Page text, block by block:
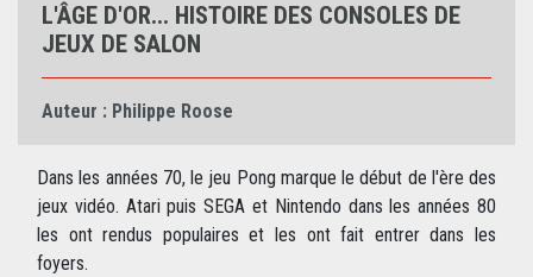
L'ÂGE D'OR... HISTOIRE DES CONSOLES DE
JEUX DE SALON
Auteur : Philippe Roose
Dans les années 70, le jeu Pong marque le début de l'ère des
jeux vidéo. Atari puis SEGA et Nintendo dans les années 80
les ont rendus populaires et les ont fait entrer dans les
foyers.